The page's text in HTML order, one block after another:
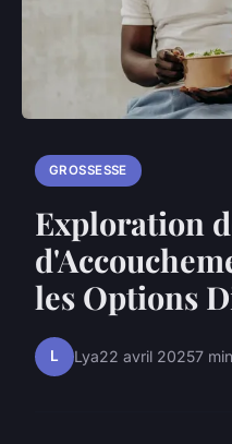
GROSSESSE
Exploration
les Options
L Lya22 avril 20257